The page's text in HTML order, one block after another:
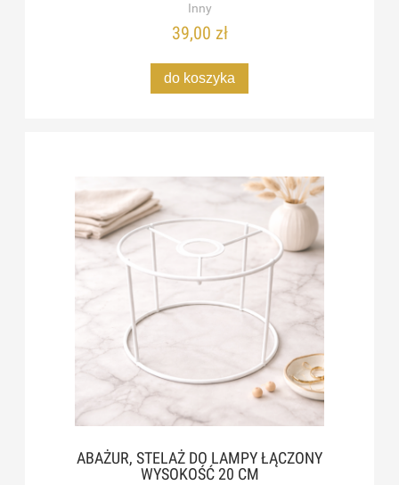
Inny
39,00 zł
do koszyka
ABAŻUR, STELAŻ DO LAMPY ŁĄCZONY
WYSOKOŚĆ 20 CM